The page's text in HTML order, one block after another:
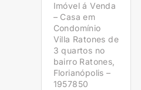
Imóvel á Venda
– Casa em
Condomínio
Villa Ratones de
3 quartos no
bairro Ratones,
Florianópolis –
1957850